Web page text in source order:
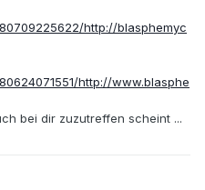
http://blasphemyc
http://www.blasphe
bei dir zuzutreffen scheint ...